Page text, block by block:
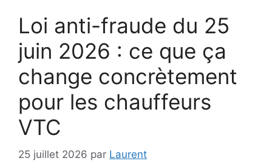
Loi anti-fraude du 25
juin 2026 : ce que ça
change concrètement
pour les chauffeurs
VTC
25 juillet 2026 par Laurent